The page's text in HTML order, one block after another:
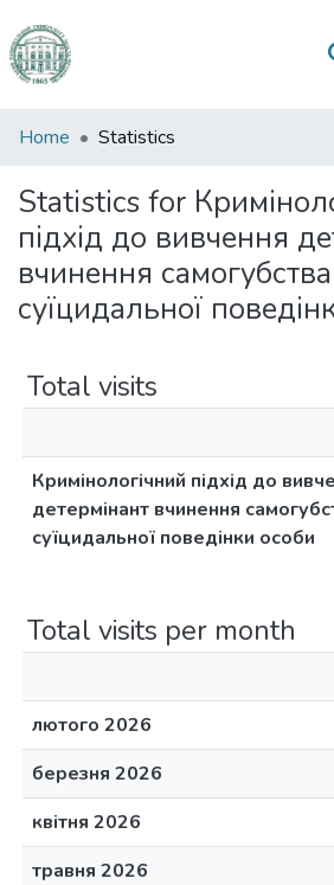
Communities
Collections
All of DSpace
Home Statistics
Statistics for
підхід до вивчення
вчинення
суїцидальної
Total visits
Кримінологічний підхід до
детермінант вчинення
суїцидальної поведінки особи
Total visits per month
лютого 2026
березня 2026
квітня 2026
травня 2026